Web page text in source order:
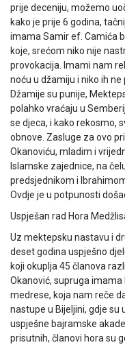
prije deceniju, možemo
kako je prije 6 godina,
imama Samir ef. Camića
koje, srećom niko nije
provokacija. Imami nam
noću u džamiju i niko ih
Džamije su punije,
polahko vraćaju u
se djeca, i kako rekosmo,
obnove. Zasluge za ovo
Okanoviću, mladim i
Islamske zajednice, na
predsjednikom i
Ovdje je u potpunosti
Uspješan rad Hora
Uz mektepsku nastavu i
deset godina uspješno
koji okuplja 45 članova
Okanović, supruga
medrese, koja nam reče
nastupe u Bijeljini, gdje su
uspješne bajramske
prisutnih, članovi hora su